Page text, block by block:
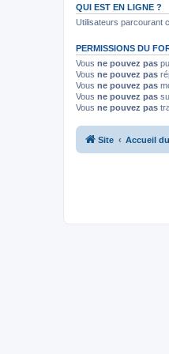
QUI EST EN LIGNE ?
Utilisateurs parcourant
PERMISSIONS DU
Vous ne pouvez pas
Vous ne pouvez pas
Vous ne pouvez pas
Vous ne pouvez pas
Vous ne pouvez pas
Site Accueil